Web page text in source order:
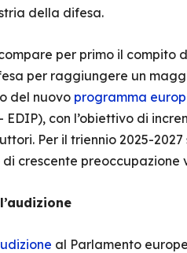
della difesa.
per primo il compito
per raggiungere un
del nuovo programma
EDIP), con l’obiettivo di
Per il triennio 2025-
crescente preoccupazione
al Parlamento